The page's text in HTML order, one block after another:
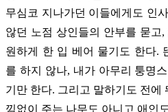
무심코 지나가던 이들에게도 인
않던 노점 상인들의 안부를 묻고,
원하게 한 입 베어 물기도 한다.
를 하지 않나, 내가 아무리 퉁명
기만 한다. 그리고 말하기도 전에
낌없이 주는 나무도 아니고 애인